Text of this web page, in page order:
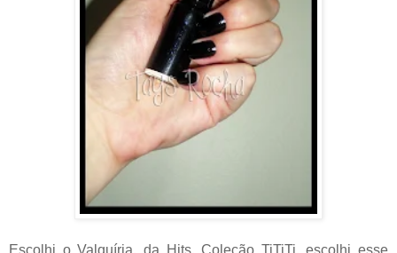
Escolhi o Valquíria, da Hits, Coleção TiTiTi, escolhi esse